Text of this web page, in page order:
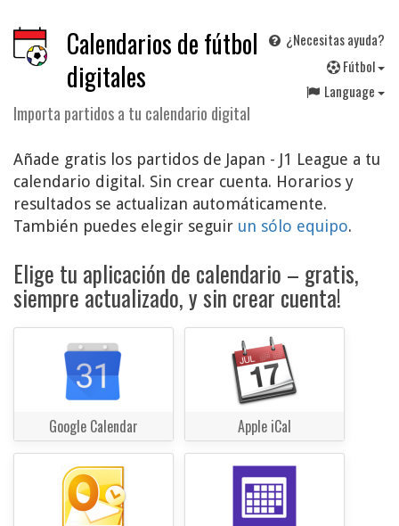
Calendarios de fútbol
digitales
Importa partidos a tu calendario digital
¿Necesitas ayuda?
Fútbol
Language
Añade gratis los partidos de Japan - J1 League a tu
calendario digital. Sin crear cuenta. Horarios y
resultados se actualizan automáticamente.
También puedes elegir seguir un sólo equipo.
Elige tu aplicación de calendario – gratis,
siempre actualizado, y sin crear cuenta!
Google Calendar Apple iCal